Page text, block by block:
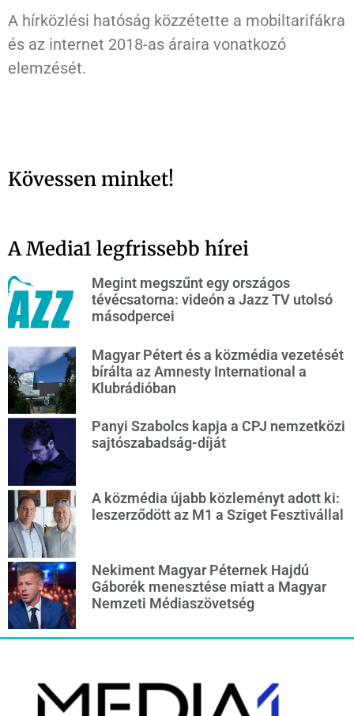
A hírközlési hatóság közzétette a mobiltarifákra
és az internet 2018-as áraira vonatkozó
elemzését.
Kövessen minket!
A Media1 legfrissebb hírei
Megint megszűnt egy országos
tévécsatorna: videón a Jazz TV utolsó
másodpercei
Magyar Pétert és a közmédia vezetését
bírálta az Amnesty International a
Klubrádióban
Panyi Szabolcs kapja a CPJ nemzetközi
sajtószabadság-díját
A közmédia újabb közleményt adott ki:
leszerződött az M1 a Sziget Fesztivállal
Nekiment Magyar Péternek Hajdú
Gáborék menesztése miatt a Magyar
Nemzeti Médiaszövetség